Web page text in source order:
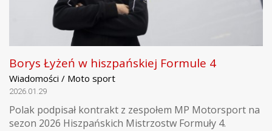
Borys Łyżeń w hiszpańskiej Formule 4
Wiadomości / Moto sport
2026.01.29
Polak podpisał kontrakt z zespołem MP Motorsport na
sezon 2026 Hiszpańskich Mistrzostw Formuły 4.